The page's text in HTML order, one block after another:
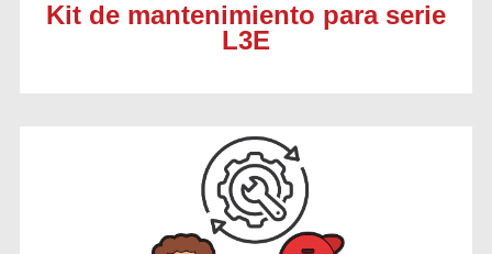
Kit de mantenimiento para serie
L3E